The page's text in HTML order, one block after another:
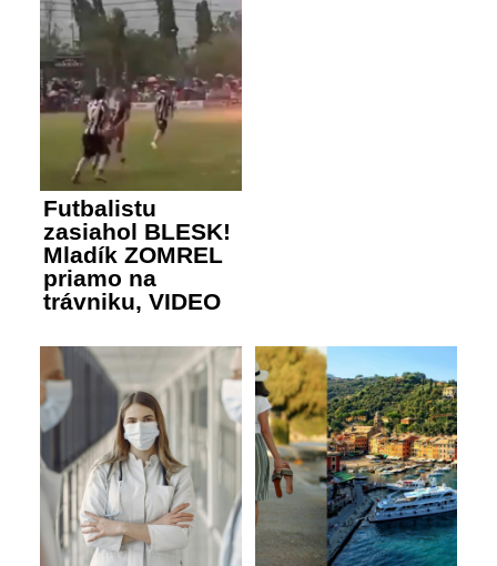
Futbalistu
zasiahol BLESK!
Mladík ZOMREL
priamo na
trávniku, VIDEO